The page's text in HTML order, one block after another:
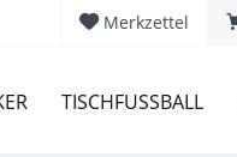
Merkzettel
TISCHFUSSBALL